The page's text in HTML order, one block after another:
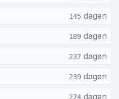
145 dagen
189 dagen
237 dagen
239 dagen
274 dagen